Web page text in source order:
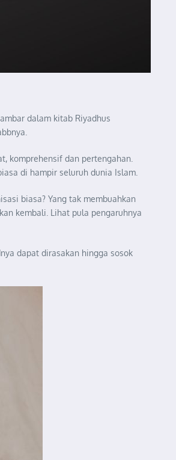
dalam kitab Riyadhus
komprehensif dan pertengahan.
di hampir seluruh dunia Islam.
biasa? Yang tak membuahkan
kembali. Lihat pula pengaruhnya
dapat dirasakan hingga sosok